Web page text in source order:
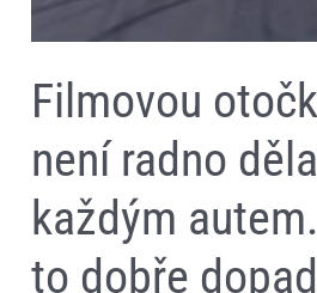
Filmovou
není radno
každým
to dobře
dopadnout